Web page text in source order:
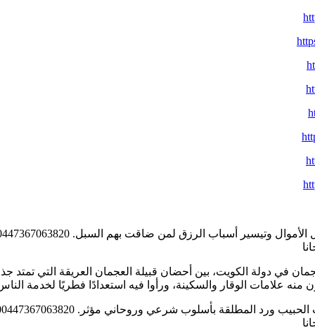
العجمان في دولة الكويت، بين أحضان قبيلة العجمان العريقة
علامات الوقار والسكينة، ورأوا فيه استعدادًا فطريًا لخدمة